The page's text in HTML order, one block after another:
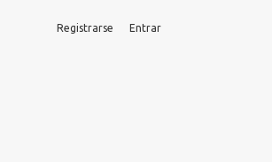
Registrarse Entrar